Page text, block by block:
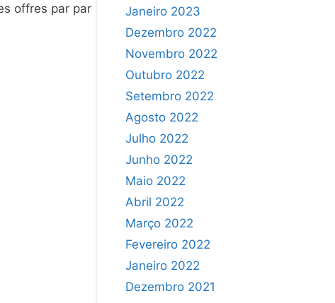
offres par par
Janeiro 2023
Dezembro 2022
Novembro 2022
Outubro 2022
Setembro 2022
Agosto 2022
Julho 2022
Junho 2022
Maio 2022
Abril 2022
Março 2022
Fevereiro 2022
Janeiro 2022
Dezembro 2021